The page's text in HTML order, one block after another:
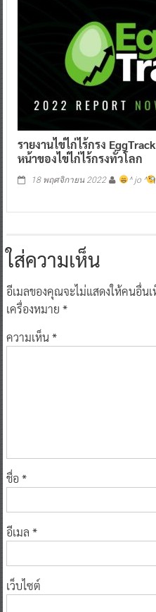
รายงานไข่ไก่ไร้กรง
หน้าของไข่ไก่ไร้กรงทั่วโลก
18 พฤศจิกายน 2022 ^ jo ^
ใส่ความเห็น
อีเมลของคุณจะไม่แสดงให้คนอื่น
เครื่องหมาย *
ความเห็น*
ชื่อ *
อีเมล *
เว็บไซต์